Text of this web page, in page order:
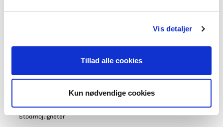
Vis detaljer
Tillad alle cookies
Kun nødvendige cookies
OM NORDEN I SKOLAN
Stödmöjligheter